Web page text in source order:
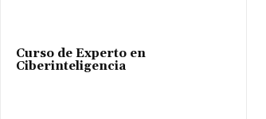
Curso de Experto en
Ciberinteligencia